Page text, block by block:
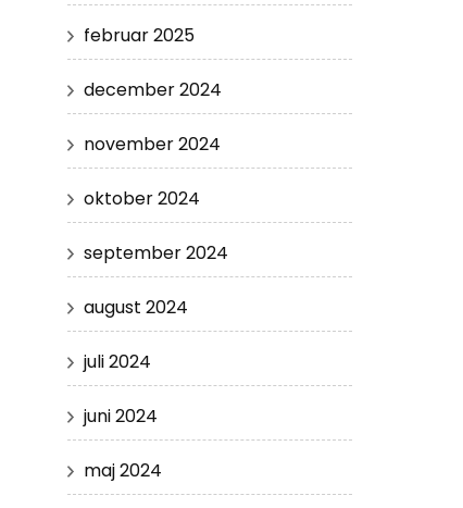
februar 2025
december 2024
november 2024
oktober 2024
september 2024
august 2024
juli 2024
juni 2024
maj 2024